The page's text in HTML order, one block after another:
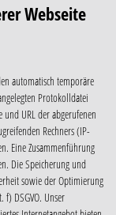
Webseite
automatisch temporäre
Protokolldatei
URL der abgerufenen
Rechners (IP-
Eine Zusammenführung
Die Speicherung und
sowie der Optimierung
f) DSGVO. Unser